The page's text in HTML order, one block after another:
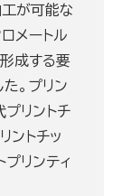
が可能な
メートル
成する要
。プリン
プリントチ
トチッ
プリンティ